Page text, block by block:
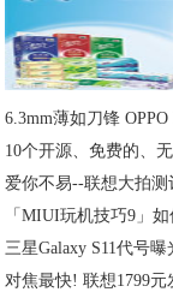
6.3mm薄如刀锋 OPPO
10个开源、免费的、
爱你不易--联想大拍
「MIUI玩机技巧9」
三星Galaxy S11代号曝
对焦最快! 联想1799